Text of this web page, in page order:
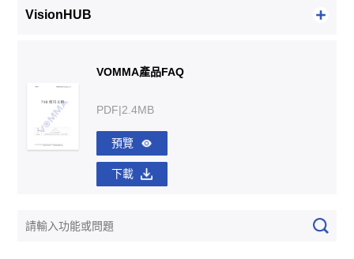
VisionHUB
VOMMA產品FAQ
PDF|2.4MB
預覽
下載